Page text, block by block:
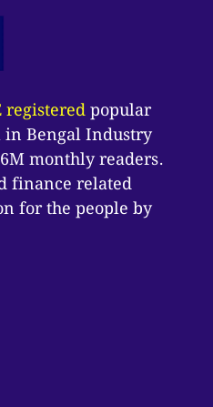
registeredpopular
in Bengal Industry
monthly readers.
finance related
for the people by